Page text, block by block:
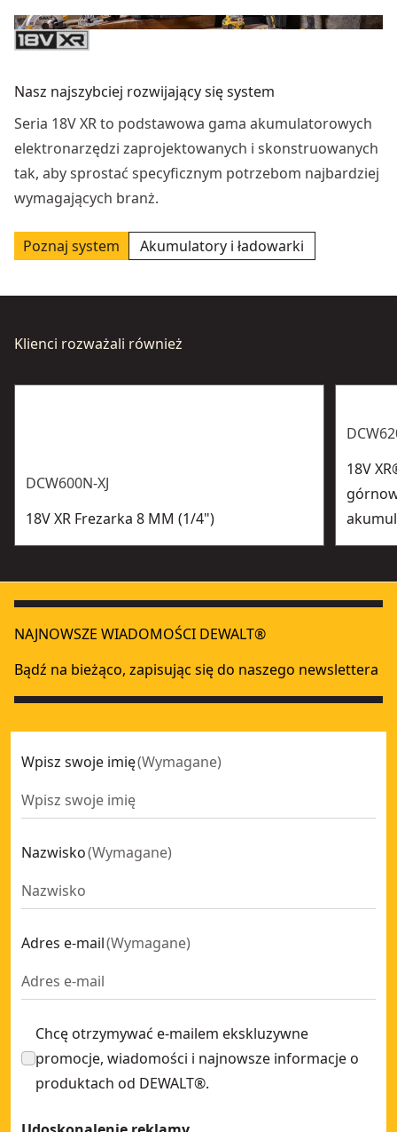
Nasz najszybciej rozwijający się system
Seria 18V XR to podstawowa gama akumulatorowych
elektronarzędzi zaprojektowanych i skonstruowanych
tak, aby sprostać specyficznym potrzebom najbardziej
wymagających branż.
Poznaj system Akumulatory i ładowarki
Klienci rozważali również
DCW600N-XJ
18V XR Frezarka 8 MM (1/4")
18V
NAJNOWSZE WIADOMOŚCI DEWALT®
Bądź na bieżąco, zapisując się do naszego newslettera
Wpisz swoje imię(Wymagane)
Nazwisko(Wymagane)
Adres e-mail(Wymagane)
Chcę otrzymywać e-mailem ekskluzywne
promocje, wiadomości i najnowsze informacje o
produktach od DEWALT®.